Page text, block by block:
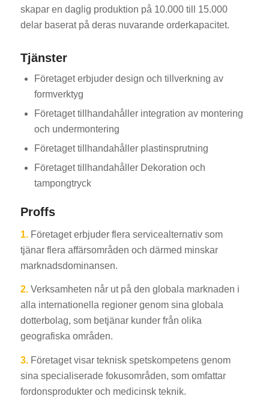
skapar en daglig produktion på 10.000 till 15.000
delar baserat på deras nuvarande orderkapacitet.
Tjänster
Företaget erbjuder design och tillverkning av
formverktyg
Företaget tillhandahåller integration av montering
och undermontering
Företaget tillhandahåller plastinsprutning
Företaget tillhandahåller Dekoration och
tampongtryck
Proffs
1.Företaget erbjuder flera servicealternativ som
tjänar flera affärsområden och därmed minskar
marknadsdominansen.
2.Verksamheten når ut på den globala marknaden i
alla internationella regioner genom sina globala
dotterbolag, som betjänar kunder från olika
geografiska områden.
3.Företaget visar teknisk spetskompetens genom
sina specialiserade fokusområden, som omfattar
fordonsprodukter och medicinsk teknik.